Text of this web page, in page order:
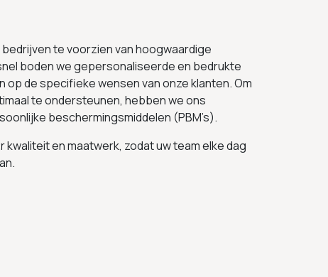
te voorzien van hoogwaardige
boden we gepersonaliseerde en bedrukte
op de specifieke wensen van onze klanten. Om
te ondersteunen, hebben we ons
beschermingsmiddelen (PBM’s).
kwaliteit en maatwerk, zodat uw team elke dag